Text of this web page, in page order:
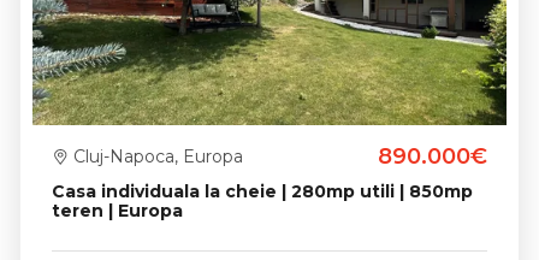
Casa individuala la cheie | 280mp utili | 850mp
teren | Europa
Cluj-Napoca, Europa 890.000€